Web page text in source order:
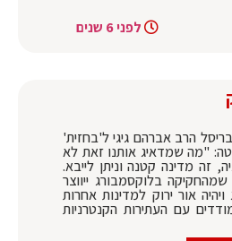
לפני 6 שנים
הרב אברהם גיגי ל'בחזית'
"מה שמדאיג אותנו זאת לא
זה מדינה קטנה וניתן לייבא.
בלוקסמבורג ייווצר
אור ירוק למדינות אחרות
עם העתירות הקנטרניות